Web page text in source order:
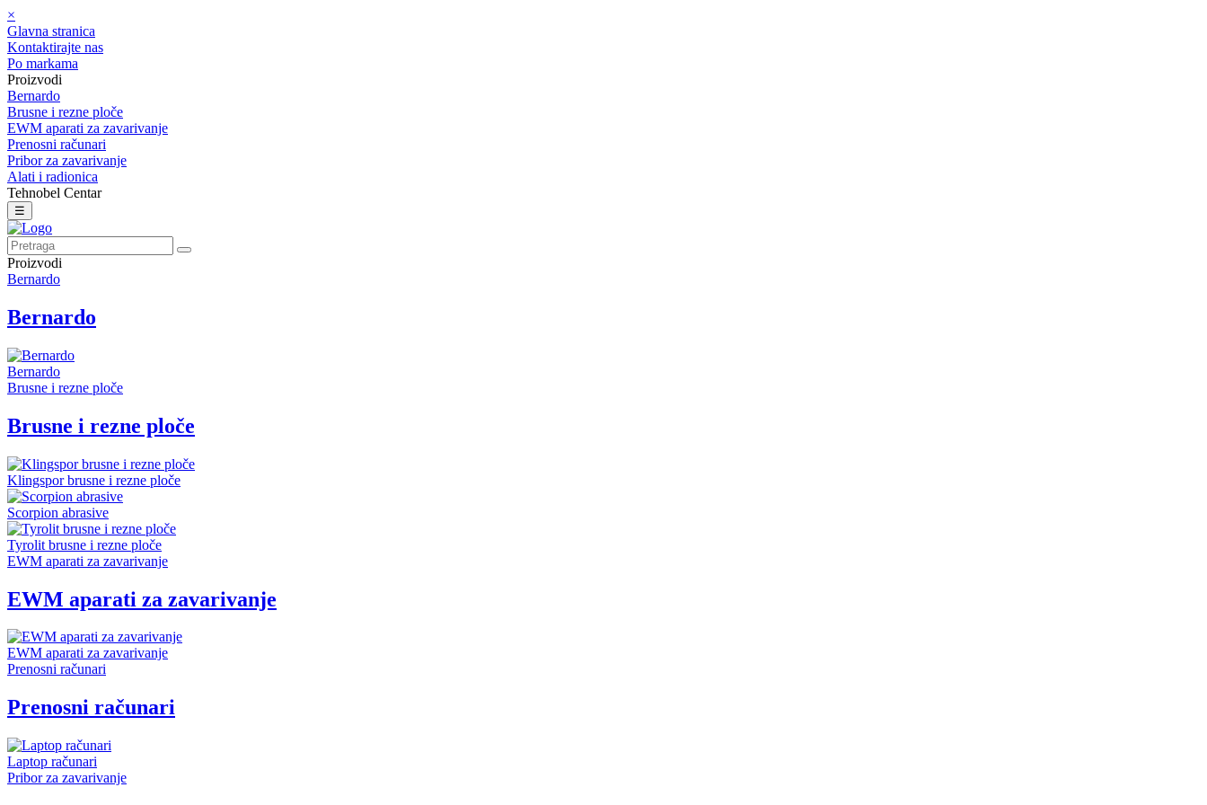
×
Glavna stranica
Kontaktirajte nas
Po markama
Proizvodi
Bernardo
Brusne i rezne ploče
EWM aparati za zavarivanje
Prenosni računari
Pribor za zavarivanje
Alati i radionica
Tehnobel Centar
☰
Proizvodi
Bernardo
Bernardo
Bernardo
Brusne i rezne ploče
Brusne i rezne ploče
Klingspor brusne i rezne ploče
Scorpion abrasive
Tyrolit brusne i rezne ploče
EWM aparati za zavarivanje
EWM aparati za zavarivanje
EWM aparati za zavarivanje
Prenosni računari
Prenosni računari
Laptop računari
Pribor za zavarivanje